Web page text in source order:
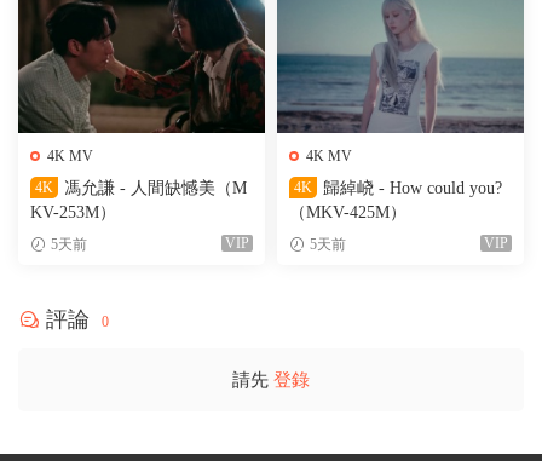
4K MV
4K
馮允謙 - 人間缺憾美（M
KV-253M）
5天前 VIP
4K MV
4K
歸綽峣 - How could you?
（MKV-425M）
5天前 VIP
評論 0
請先 登錄